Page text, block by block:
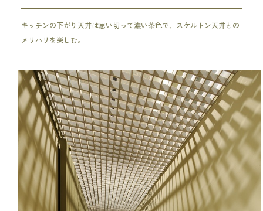
キッチンの下がり天井は思い切って濃い茶色で、スケルトン天井との
メリハリを楽しむ。